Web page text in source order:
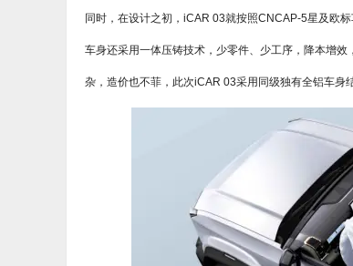
同时，在设计之初，iCAR 03就按照CNCAP-5星及欧
车身还采用一体压铸技术，少零件、少工序，降本增
杂，造价也不菲，此次iCAR 03采用同级独有全铝车身